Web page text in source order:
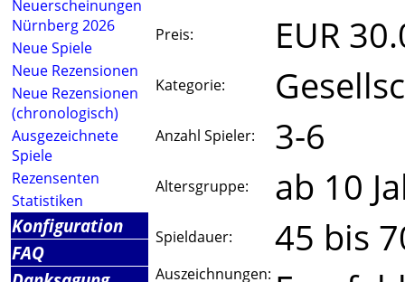
Neuerscheinungen
Nürnberg 2026
Neue Spiele
Neue Rezensionen
Neue Rezensionen
(chronologisch)
Ausgezeichnete
Spiele
Rezensenten
Statistiken
Konfiguration
FAQ
Preis: EUR
Kategorie:
Anzahl Spieler: 3-6
Altersgruppe: ab 10
Spieldauer: 45 bis
Auszeichnungen: